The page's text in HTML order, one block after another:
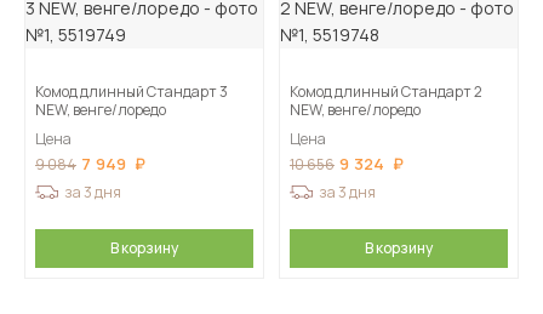
Комод длинный Стандарт 3
NEW, венге/лоредо
Цена
9 084 7 949
за 3 дня
В корзину
Комод длинный Стандарт 2
NEW, венге/лоредо
Цена
10 656 9 324
за 3 дня
В корзину